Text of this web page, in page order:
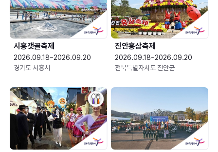
시흥갯골축제
2026.09.18~2026.09.20
경기도 시흥시
진안홍삼축제
2026.09.18~2026.09.20
전북특별자치도 진안군